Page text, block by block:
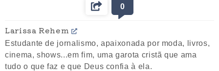
0
Larissa Rehem
Estudante de jornalismo, apaixonada por moda, livros,
cinema, shows...em fim, uma garota cristã que ama
tudo o que faz e que Deus confia à ela.